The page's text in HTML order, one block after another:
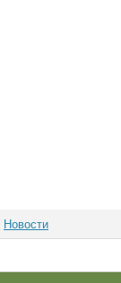
Новости